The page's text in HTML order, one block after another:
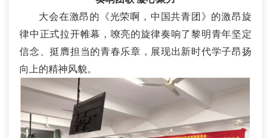
大会在激昂的《光荣啊，中国共青团》的激昂旋
律中正式拉开帷幕，嘹亮的旋律奏响了黎明青年坚定
信念、挺膺担当的青春乐章，展现出新时代学子昂扬
向上的精神风貌。